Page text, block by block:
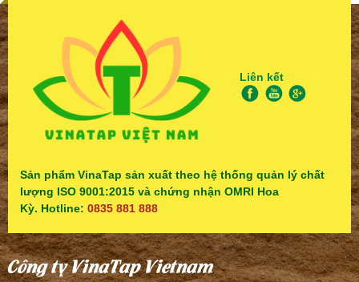
Liên kết
Sản phẩm VinaTap sản xuất theo hệ thống quản lý chất
lượng ISO 9001:2015 và chứng nhận OMRI Hoa
Kỳ. Hotline: 0835 881 888
Công ty VinaTap Vietnam